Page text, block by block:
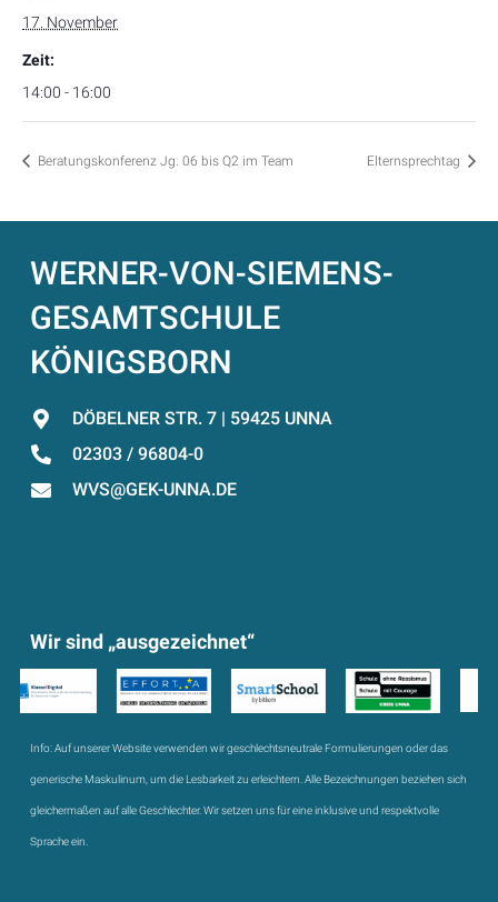
17. November
Zeit:
14:00 - 16:00
Beratungskonferenz Jg. 06 bis Q2 im Team Elternsprechtag
WERNER-VON-SIEMENS-
GESAMTSCHULE
KÖNIGSBORN
DÖBELNER STR. 7 | 59425 UNNA
02303 / 96804-0
WVS@GEK-UNNA.DE
Wir sind „ausgezeichnet“
Info:Auf unserer Website verwenden wir geschlechtsneutrale Formulierungen oder das
generische Maskulinum, um die Lesbarkeit zu erleichtern. Alle Bezeichnungen beziehen sich
gleichermaßen auf alle Geschlechter. Wir setzen uns für eine inklusive und respektvolle
Sprache ein.